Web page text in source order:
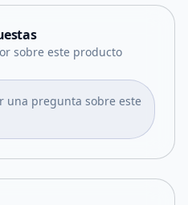
sobre este producto
una pregunta sobre este